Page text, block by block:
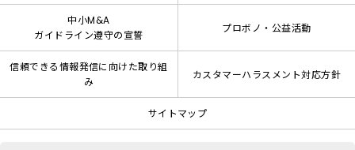
中小M&A
ガイドライン遵守の宣誓
プロボノ・公益活動
信頼できる情報発信に向けた取り組
み
カスタマーハラスメント対応方針
サイトマップ